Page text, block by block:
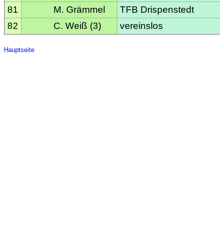
81
M. Grämmel
TFB Drispenstedt
82
C. Weiß (3) vereinslos
Hauptseite